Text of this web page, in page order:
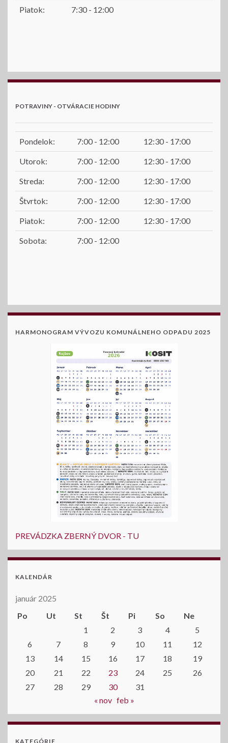
Piatok: 7:30 - 12:00
POTRAVINY - OTVÁRACIE HODINY
Pondelok: 7:00 - 12:00 12:30 - 17:00
Utorok: 7:00 - 12:00 12:30 - 17:00
Streda: 7:00 - 12:00 12:30 - 17:00
Štvrtok: 7:00 - 12:00 12:30 - 17:00
Piatok: 7:00 - 12:00 12:30 - 17:00
Sobota: 7:00 - 12:00
HARMONOGRAM VÝVOZU KOMUNÁLNEHO ODPADU 2025
PREVÁDZKA ZBERNÝ DVOR - TU
KALENDÁR
január 2025
Po
Ut St Št Pi So
Ne
1
2 3 4
5
6
7 8 9 10 11
12
13
14 15 16 17 18
19
20
21 22 23 24 25
26
27
28 29 30
31
« nov feb »
KATEGÓRIE